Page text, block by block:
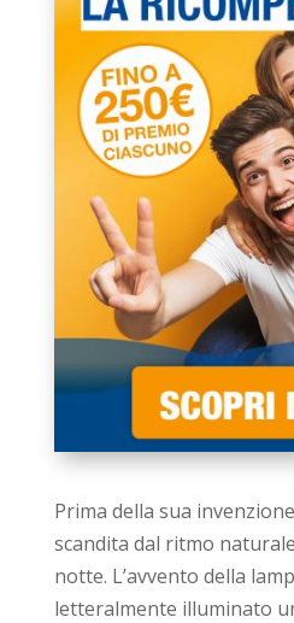
Prima della sua
scandita dal ritmo
notte. L’avvento della
letteralmente illuminato